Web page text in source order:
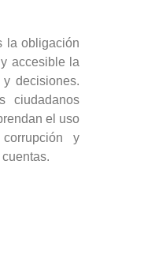
la obligación
accesible la
decisiones.
ciudadanos
el uso
y